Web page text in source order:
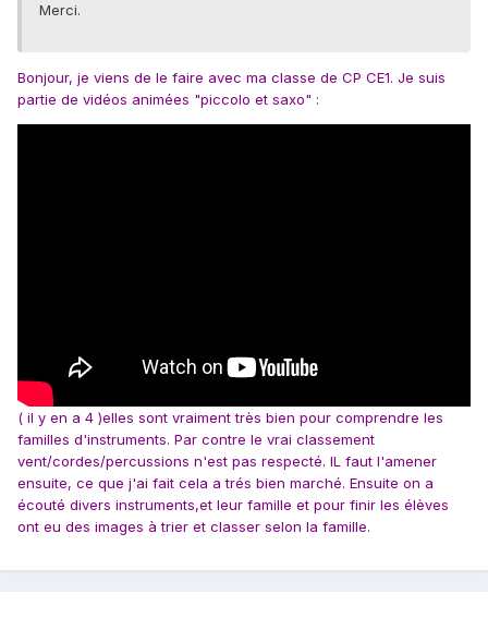
Merci.
Bonjour, je viens de le faire avec ma classe de CP CE1. Je suis
partie de vidéos animées "piccolo et saxo" :
( il y en a 4 )elles sont vraiment très bien pour comprendre les
familles d'instruments. Par contre le vrai classement
vent/cordes/percussions n'est pas respecté. IL faut l'amener
ensuite, ce que j'ai fait cela a trés bien marché. Ensuite on a
écouté divers instruments,et leur famille et pour finir les élèves
ont eu des images à trier et classer selon la famille.